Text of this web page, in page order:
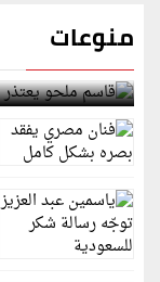
منوعات
قاسم ملحو يعتذر